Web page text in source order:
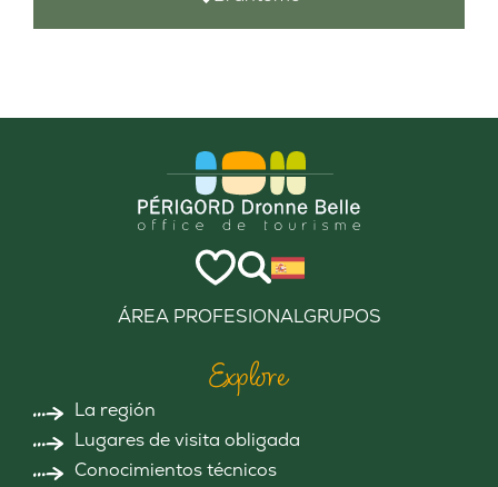
ÁREA PROFESIONALGRUPOS
Explore
La región
Lugares de visita obligada
Conocimientos técnicos